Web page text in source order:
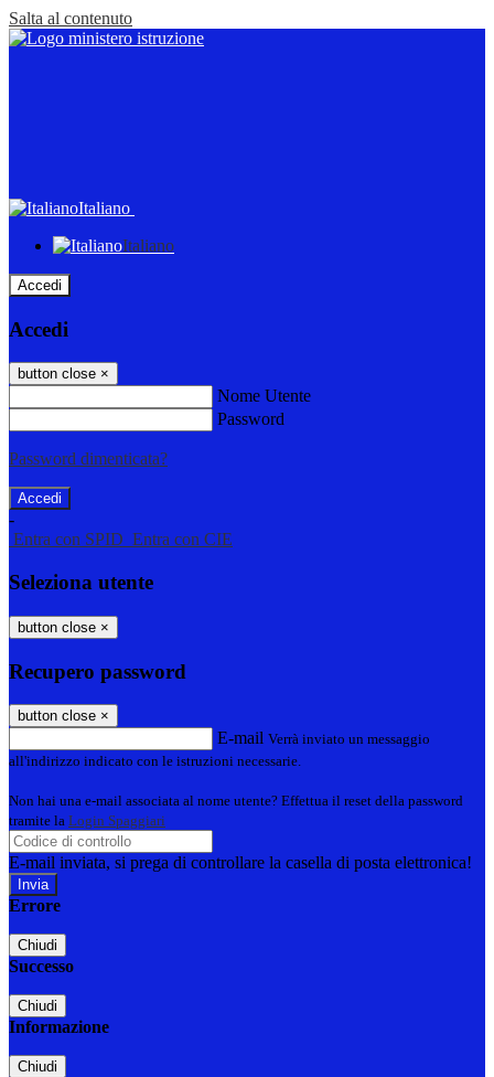
Salta al contenuto
Italiano
Italiano
Accedi
Accedi
button close ×
Nome Utente
Password
Password dimenticata?
-
Entra con SPID Entra con CIE
Seleziona utente
button close ×
Recupero password
button close ×
E-mail Verrà inviato un messaggio
all'indirizzo indicato con le istruzioni necessarie.
Non hai una e-mail associata al nome utente? Effettua il reset della password
tramite la Login Spaggiari
E-mail inviata, si prega di controllare la casella di posta elettronica!
Errore
Chiudi
Successo
Chiudi
Informazione
Chiudi